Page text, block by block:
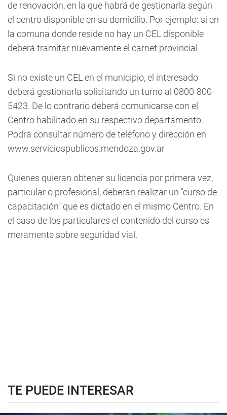
de renovación, en la que habrá de gestionarla según
el centro disponible en su domicilio. Por ejemplo: si en
la comuna donde reside no hay un CEL disponible
deberá tramitar nuevamente el carnet provincial.
Si no existe un CEL en el municipio, el interesado
deberá gestionarla solicitando un turno al 0800-800-
5423. De lo contrario deberá comunicarse con el
Centro habilitado en su respectivo departamento.
Podrá consultar número de teléfono y dirección en
www.serviciospublicos.mendoza.gov.ar
Quienes quieran obtener su licencia por primera vez,
particular o profesional, deberán realizar un "curso de
capacitación" que es dictado en el mismo Centro. En
el caso de los particulares el contenido del curso es
meramente sobre seguridad vial.
TE PUEDE INTERESAR